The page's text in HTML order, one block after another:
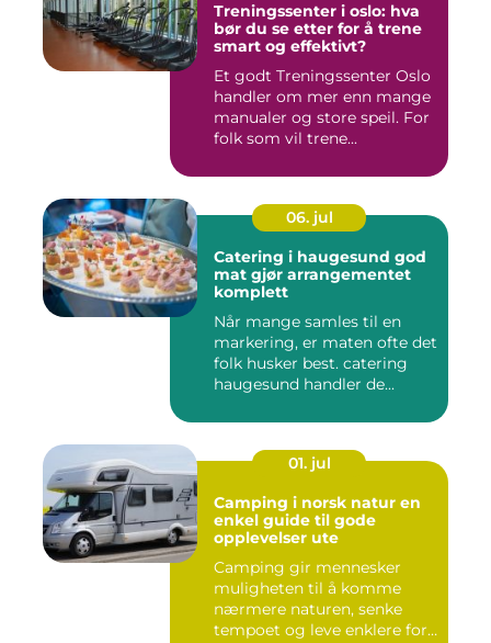
Treningssenter i oslo: hva
bør du se etter for å trene
smart og effektivt?
Et godt Treningssenter Oslo
handler om mer enn mange
manualer og store speil. For
folk som vil trene...
06. jul
Catering i haugesund god
mat gjør arrangementet
komplett
Når mange samles til en
markering, er maten ofte det
folk husker best. catering
haugesund handler de...
01. jul
Camping i norsk natur en
enkel guide til gode
opplevelser ute
Camping gir mennesker
muligheten til å komme
nærmere naturen, senke
tempoet og leve enklere for